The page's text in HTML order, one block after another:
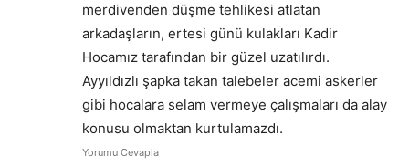
merdivenden düşme tehlikesi atlatan
arkadaşların, ertesi günü kulakları Kadir
Hocamız tarafından bir güzel uzatılırdı.
Ayyıldızlı şapka takan talebeler acemi askerler
gibi hocalara selam vermeye çalışmaları da alay
konusu olmaktan kurtulamazdı.
Yorumu Cevapla